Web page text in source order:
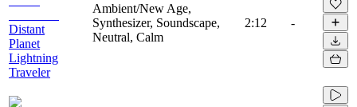
Distant
Planet
Lightning
Traveler
Ambient/New Age,
Synthesizer, Soundscape,
Neutral, Calm
2:12 -